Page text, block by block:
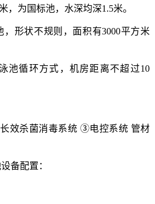
，为国标池，水深均深1.5米。
，形状不规则，面积有3000平方米
池循环方式，机房距离不超过10
效杀菌消毒系统 ③电控系统 管材
备配置：